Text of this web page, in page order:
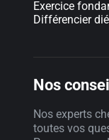
Exercice
Différencier
Nos
Nos experts
toutes vos